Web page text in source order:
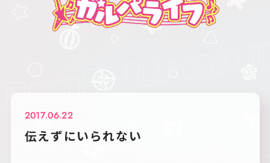
2017.06.22
伝えずにいられない